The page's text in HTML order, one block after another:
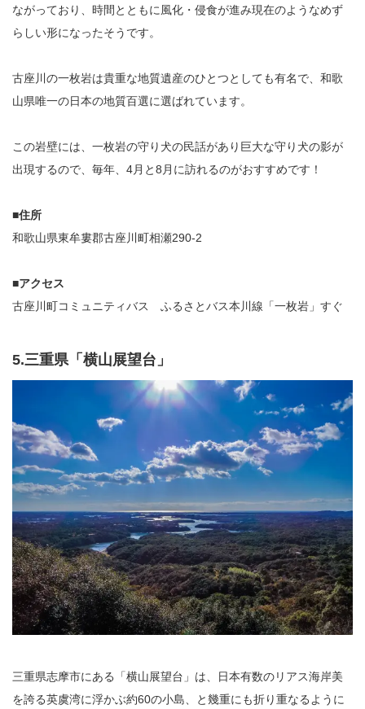
ながっており、時間とともに風化・侵食が進み現在のようなめず
らしい形になったそうです。
古座川の一枚岩は貴重な地質遺産のひとつとしても有名で、和歌
山県唯一の日本の地質百選に選ばれています。
この岩壁には、一枚岩の守り犬の民話があり巨大な守り犬の影が
出現するので、毎年、4月と8月に訪れるのがおすすめです！
■住所
和歌山県東牟婁郡古座川町相瀬290-2
■アクセス
古座川町コミュニティバス ふるさとバス本川線「一枚岩」すぐ
5.三重県「横山展望台」
三重県志摩市にある「横山展望台」は、日本有数のリアス海岸美
を誇る英虞湾に浮かぶ約60の小島、と幾重にも折り重なるように